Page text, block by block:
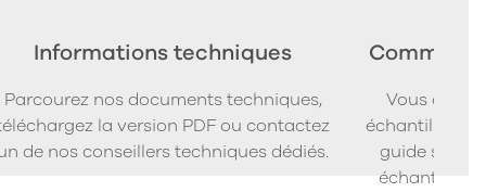
Informations techniques
Parcourez nos documents techniques,
la version PDF ou contactez
de nos conseillers techniques dédiés.
Vous
échantillons
guide